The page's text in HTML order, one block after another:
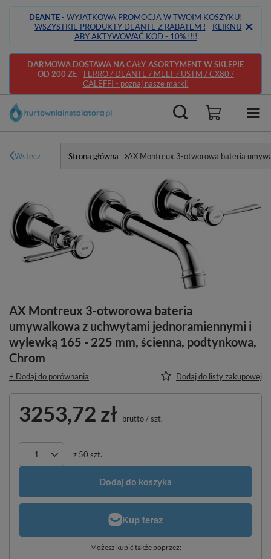
DEANTE- WYJĄTKOWA PROMOCJA W TWOIM KOSZYKU!
- WSZYSTKIE PRODUKTY DEANTE Z RABATEM ! - KLIKNIJ
ABY AKTYWOWAĆ KOD - 10% !!!!
DARMOWA DOSTAWA NA CAŁY ASORTYMENT W SKLEPIE
OD 200 ZŁ- FERRO / DEANTE / MELT / USTM / CX80 /
CALEFFI - poznaj nasze marki!
Wstecz Strona główna AX Montreux 3-otworowa bateria
AX Montreux 3-otworowa bateria
umywalkowa z uchwytami jednoramiennymi i
wylewką 165 - 225 mm, ścienna, podtynkowa,
Chrom
+ Dodaj do porównania Dodaj do listy zakupowej
3253,72 zł brutto/szt.
z 50 szt.
Dodaj do koszyka
Możesz kupić także poprzez: